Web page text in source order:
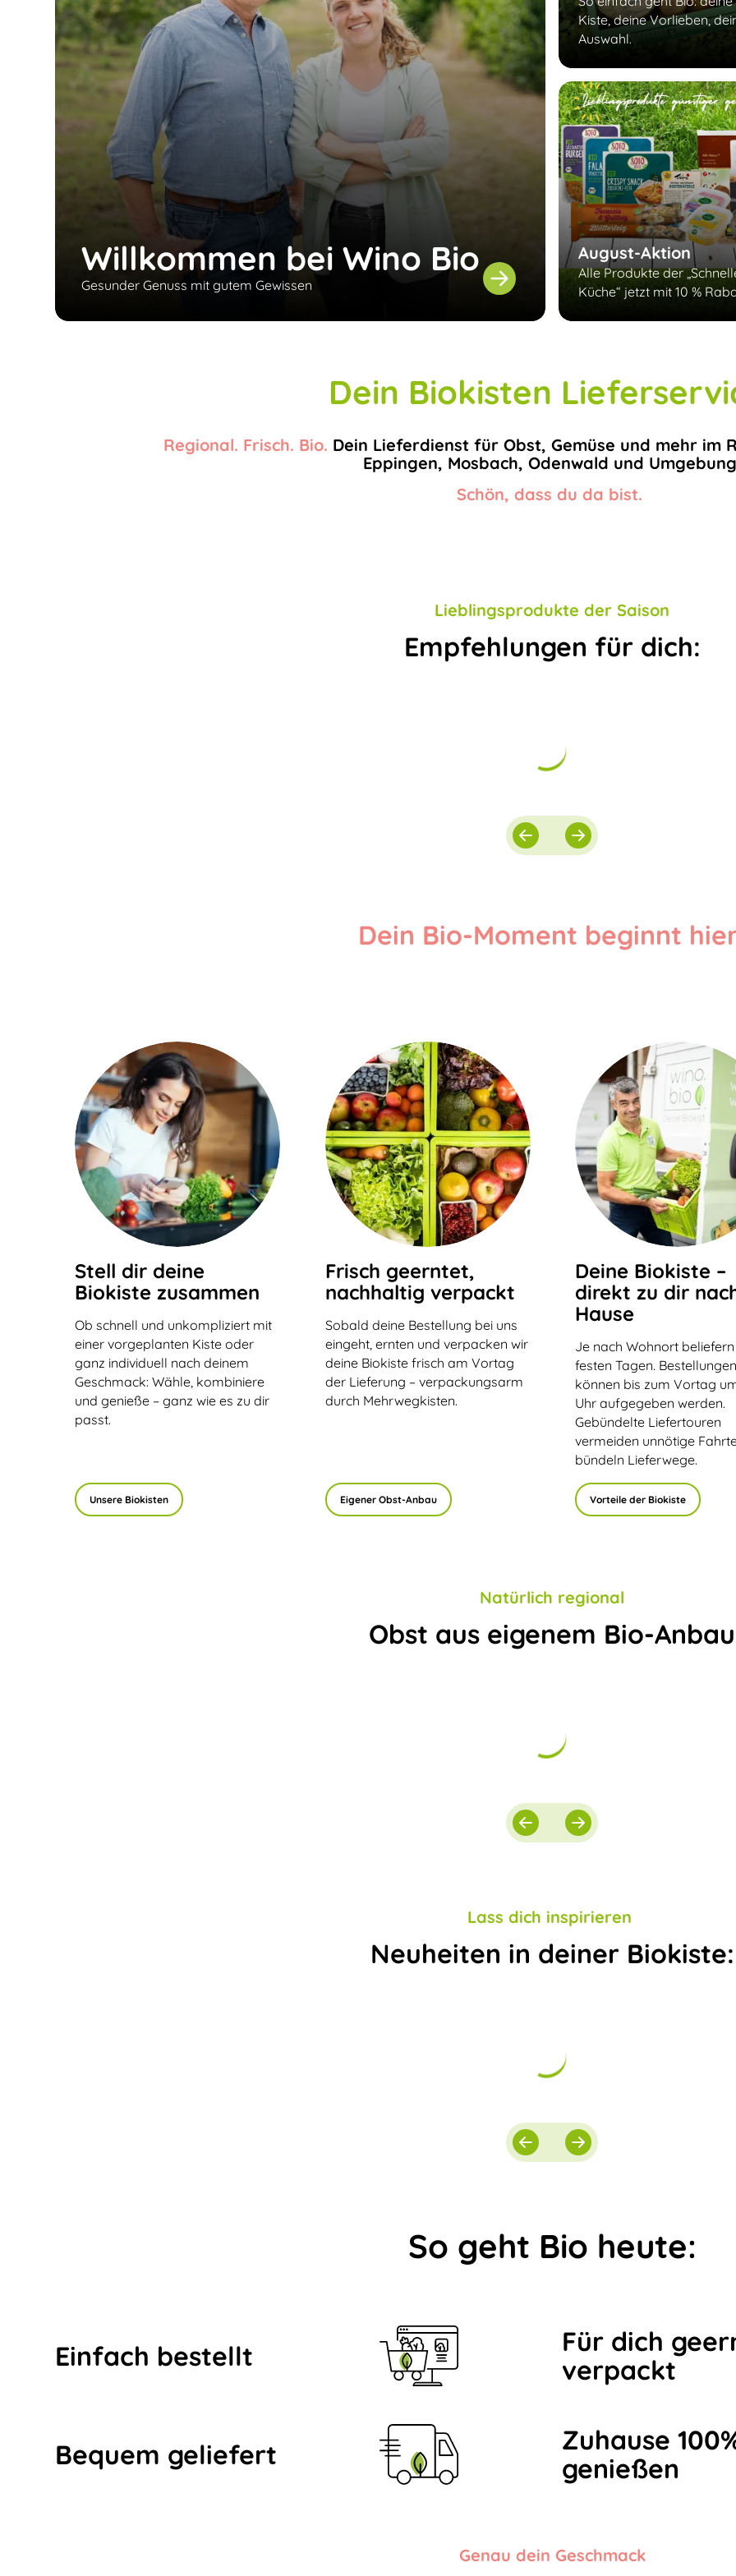
Willkommen bei Wino Bio
Gesunder Genuss mit gutem Gewissen
Kiste, deine Vorlieben,
Auswahl.
August-Aktion
Alle Produkte der
Küche“ jetzt mit 10 %
Dein Biokisten
Regional. Frisch. Bio. Dein Lieferdienst für Obst, Gemüse und mehr im
Eppingen, Mosbach, Odenwald und
Schön, dass du da bist.
Lieblingsprodukte der Saison
Empfehlungen für dich:
Dein Bio-Moment beginnt
Stell dir deine
Biokiste zusammen
Ob schnell und unkompliziert mit
einer vorgeplanten Kiste oder
ganz individuell nach deinem
Geschmack: Wähle, kombiniere
und genieße – ganz wie es zu dir
passt.
Unsere Biokisten
Frisch geerntet,
nachhaltig verpackt
Sobald deine Bestellung bei uns
eingeht, ernten und verpacken wir
deine Biokiste frisch am Vortag
der Lieferung – verpackungsarm
durch Mehrwegkisten.
Eigener Obst-Anbau
Deine Biokiste –
direkt zu dir
Hause
Je nach Wohnort
festen Tagen. Bestellungen
können bis zum Vortag
Uhr aufgegeben werden.
Gebündelte Liefertouren
vermeiden unnötige
bündeln Lieferwege.
Vorteile der Biokiste
Natürlich regional
Obst aus eigenem Bio-Anbau
Lass dich inspirieren
Neuheiten in deiner Biokiste:
So geht Bio heute:
Einfach bestellt
Für dich
verpackt
Bequem geliefert
Zuhause
genießen
Genau dein Geschmack